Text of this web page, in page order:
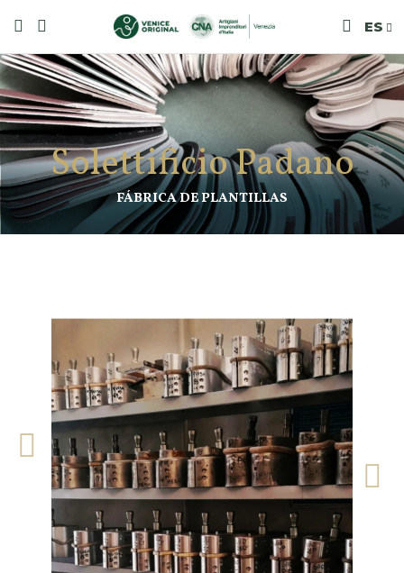
ES
Solettificio Padano
FÁBRICA DE PLANTILLAS